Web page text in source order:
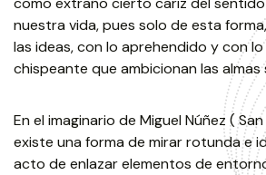
nuestra vida, pues solo de esta
las ideas, con lo aprehendido y con
chispeante que ambicionan las almas
En el imaginario de Miguel Núñez ( San
existe una forma de mirar rotunda e
acto de enlazar elementos de